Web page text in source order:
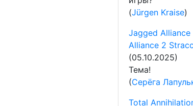
(Jürgen Kraise)
Jagged
Alliance 2
(05.10.2025)
Тема!
(Серёга
Total